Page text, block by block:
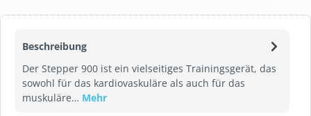
Beschreibung
Der Stepper 900 ist ein vielseitiges Trainingsgerät, das
sowohl für das kardiovaskuläre als auch für das
muskuläre… Mehr